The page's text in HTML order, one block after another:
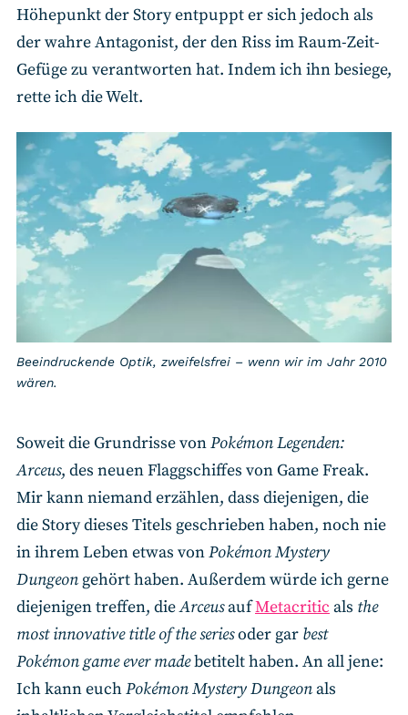
Höhepunkt der Story entpuppt er sich jedoch als
der wahre Antagonist, der den Riss im Raum-Zeit-
Gefüge zu verantworten hat. Indem ich ihn besiege,
rette ich die Welt.
Beeindruckende Optik, zweifelsfrei – wenn wir im Jahr 2010
wären.
Soweit die Grundrisse vonPokémon Legenden:
Arceus, des neuen Flaggschiffes von Game Freak.
Mir kann niemand erzählen, dass diejenigen, die
die Story dieses Titels geschrieben haben, noch nie
in ihrem Leben etwas vonPokémon Mystery
Dungeon gehört haben. Außerdem würde ich gerne
diejenigen treffen, dieArceusaufMetacritic als the
most innovative title of the seriesoder gar best
Pokémon game ever madebetitelt haben. An all jene:
Ich kann euchPokémon Mystery Dungeonals